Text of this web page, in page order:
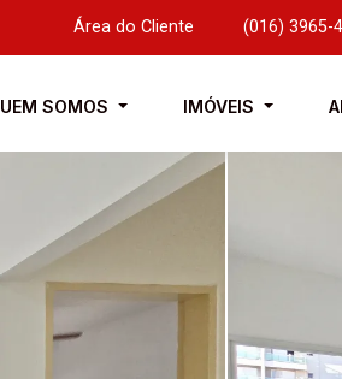
Área do Cliente (016) 3965-
SOMOS IMÓVEIS